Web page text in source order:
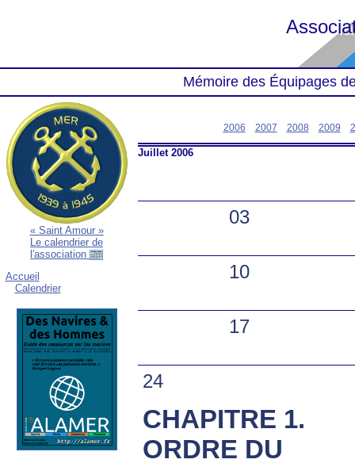
Mémoire des Équipages
« Saint Amour »
Le calendrier de
l'association
Accueil
Calendrier
2006 2007 2008 2009
Juillet 2006
03
10
17
24
CHAPITRE 1.
ORDRE DU